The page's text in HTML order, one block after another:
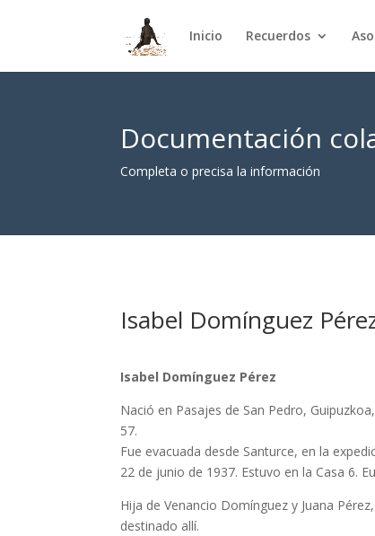
Inicio Recuerdos
Documentación
Completa o precisa la información
Isabel Domínguez
Isabel Domínguez Pérez
Nació en Pasajes de San Pedro,
57.
Fue evacuada desde Santurce, en la
22 de junio de 1937. Estuvo en la Casa 6.
Hija de Venancio Domínguez y Juana
destinado allí.